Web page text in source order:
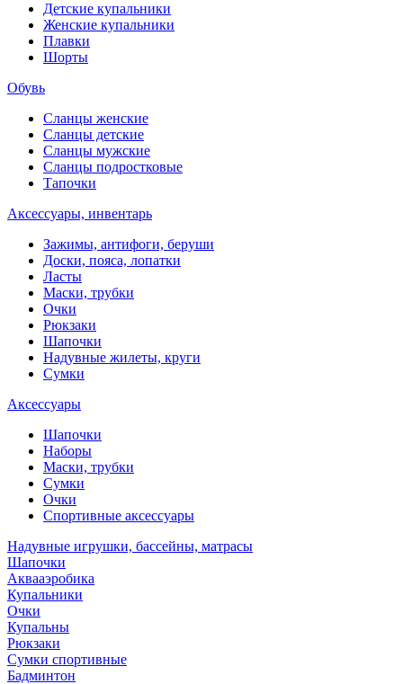
Детские купальники
Женские купальники
Плавки
Шорты
Обувь
Сланцы женские
Сланцы детские
Сланцы мужские
Сланцы подростковые
Тапочки
Аксессуары, инвентарь
Зажимы, антифоги, беруши
Доски, пояса, лопатки
Ласты
Маски, трубки
Очки
Рюкзаки
Шапочки
Надувные жилеты, круги
Сумки
Аксессуары
Шапочки
Наборы
Маски, трубки
Сумки
Очки
Спортивные аксессуары
Надувные игрушки, бассейны, матрасы
Шапочки
Аквааэробика
Купальники
Очки
Купальны
Рюкзаки
Сумки спортивные
Бадминтон